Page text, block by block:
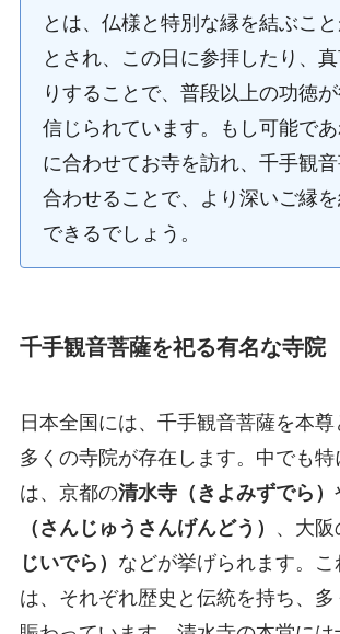
とは、仏様と特別な縁を結ぶこ
とされ、この日に参拝したり、
りすることで、普段以上の功徳
信じられています。もし可能で
に合わせてお寺を訪れ、千手観
合わせることで、より深いご縁
できるでしょう。
千手観音菩薩を祀る有名な寺院
日本全国には、千手観音菩薩を本
多くの寺院が存在します。中でも
は、京都の清水寺（きよみずでら）
（さんじゅうさんげんどう）
、大阪
じいでら） などが挙げられます。
は、それぞれ歴史と伝統を持ち、